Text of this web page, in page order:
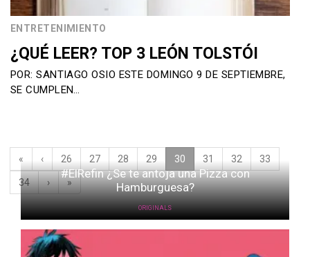
ENTRETENIMIENTO
¿QUÉ LEER? TOP 3 LEÓN TOLSTÓI
POR: SANTIAGO OSIO ESTE DOMINGO 9 DE SEPTIEMBRE,
SE CUMPLEN…
« ‹ 26 27 28 29 30 (current)
31 32 33
34 › »
#ElRefin ¿Se te antoja una Pizza con
Hamburguesa?
ORIGINALS